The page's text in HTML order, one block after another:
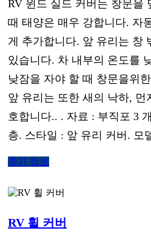
RV 윈드 실드 커버는 창문을
때 태양은 매우 강합니다. 자
게 추가합니다. 앞 유리는 창
있습니다. 차 내부의 온도를
낮잠을 자야 할 때 창문을위
앞 유리는 또한 새의 낙하, 먼
호합니다.. . 자료 : 부직포 3
층. 스타일 : 앞 유리 커버. 모
추가 정보
RV 휠 커버